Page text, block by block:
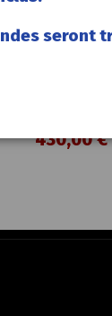
430,00 €
seront